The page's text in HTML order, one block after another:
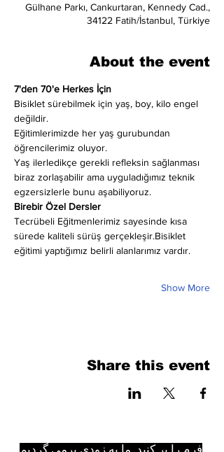
Gülhane Parkı, Cankurtaran, Kennedy Cad.,
34122 Fatih/İstanbul, Türkiye
About the event
7'den 70'e Herkes İçin
Bisiklet sürebilmek için yaş, boy, kilo engel
değildir.
Eğitimlerimizde her yaş gurubundan
öğrencilerimiz oluyor.
Yaş ilerledikçe gerekli refleksin sağlanması
biraz zorlaşabilir ama uyguladığımız teknik
egzersizlerle bunu aşabiliyoruz.
Birebir Özel Dersler
Tecrübeli Eğitmenlerimiz sayesinde kısa
sürede kaliteli sürüş gerçekleşir.Bisiklet
eğitimi yaptığımız belirli alanlarımız vardır.
Show More
Share this event